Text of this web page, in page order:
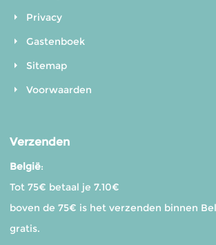
Privacy
Gastenboek
Sitemap
Voorwaarden
Verzenden
België:
Tot 75€ betaal je 7.10€
boven de 75€ is het verzenden binnen
gratis.